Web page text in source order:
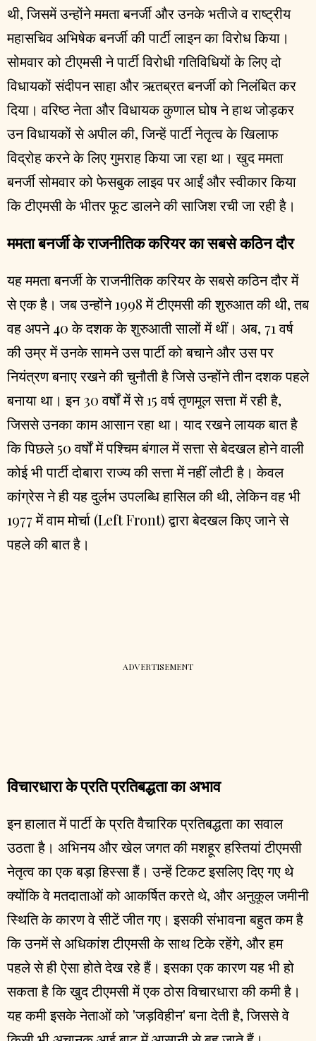
थी, जिसमें उन्होंने ममता बनर्जी और उनके भतीजे व राष्ट्रीय
महासचिव अभिषेक बनर्जी की पार्टी लाइन का विरोध किया।
सोमवार को टीएमसी ने पार्टी विरोधी गतिविधियों के लिए दो
विधायकों संदीपन साहा और ऋतब्रत बनर्जी को निलंबित कर
दिया। वरिष्ठ नेता और विधायक कुणाल घोष ने हाथ जोड़कर
उन विधायकों से अपील की, जिन्हें पार्टी नेतृत्व के खिलाफ
विद्रोह करने के लिए गुमराह किया जा रहा था। खुद ममता
बनर्जी सोमवार को फेसबुक लाइव पर आईं और स्वीकार किया
कि टीएमसी के भीतर फूट डालने की साजिश रची जा रही है।
ममता बनर्जी के राजनीतिक करियर का सबसे कठिन दौर
यह ममता बनर्जी के राजनीतिक करियर के सबसे कठिन दौर में
से एक है। जब उन्होंने 1998 में टीएमसी की शुरुआत की थी, तब
वह अपने 40 के दशक के शुरुआती सालों में थीं। अब, 71 वर्ष
की उम्र में उनके सामने उस पार्टी को बचाने और उस पर
नियंत्रण बनाए रखने की चुनौती है जिसे उन्होंने तीन दशक पहले
बनाया था। इन 30 वर्षों में से 15 वर्ष तृणमूल सत्ता में रही है,
जिससे उनका काम आसान रहा था। याद रखने लायक बात है
कि पिछले 50 वर्षों में पश्चिम बंगाल में सत्ता से बेदखल होने वाली
कोई भी पार्टी दोबारा राज्य की सत्ता में नहीं लौटी है। केवल
कांग्रेस ने ही यह दुर्लभ उपलब्धि हासिल की थी, लेकिन वह भी
1977 में वाम मोर्चा (Left Front) द्वारा बेदखल किए जाने से
पहले की बात है।
विचारधारा के प्रति प्रतिबद्धता का अभाव
इन हालात में पार्टी के प्रति वैचारिक प्रतिबद्धता का सवाल
उठता है। अभिनय और खेल जगत की मशहूर हस्तियां टीएमसी
नेतृत्व का एक बड़ा हिस्सा हैं। उन्हें टिकट इसलिए दिए गए थे
क्योंकि वे मतदाताओं को आकर्षित करते थे, और अनुकूल जमीनी
स्थिति के कारण वे सीटें जीत गए। इसकी संभावना बहुत कम है
कि उनमें से अधिकांश टीएमसी के साथ टिके रहेंगे, और हम
पहले से ही ऐसा होते देख रहे हैं। इसका एक कारण यह भी हो
सकता है कि खुद टीएमसी में एक ठोस विचारधारा की कमी है।
यह कमी इसके नेताओं को 'जड़विहीन' बना देती है, जिससे वे